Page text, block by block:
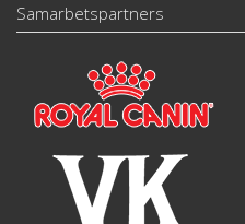
Samarbetspartners